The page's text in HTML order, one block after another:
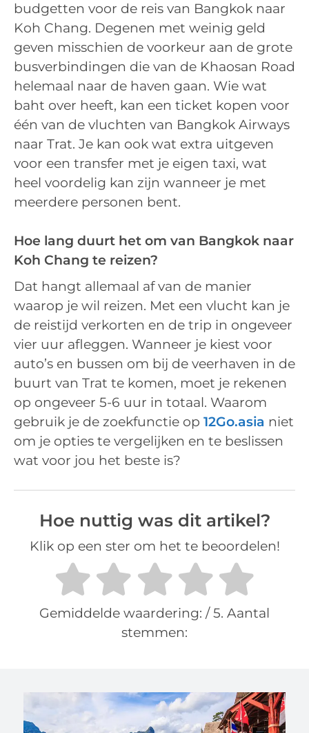
budgetten voor de reis van Bangkok naar
Koh Chang. Degenen met weinig geld
geven misschien de voorkeur aan de grote
busverbindingen die van de Khaosan Road
helemaal naar de haven gaan. Wie wat
baht over heeft, kan een ticket kopen voor
één van de vluchten van Bangkok Airways
naar Trat. Je kan ook wat extra uitgeven
voor een transfer met je eigen taxi, wat
heel voordelig kan zijn wanneer je met
meerdere personen bent.
Hoe lang duurt het om van Bangkok naar
Koh Chang te reizen?
Dat hangt allemaal af van de manier
waarop je wil reizen. Met een vlucht kan je
de reistijd verkorten en de trip in ongeveer
vier uur afleggen. Wanneer je kiest voor
auto’s en bussen om bij de veerhaven in de
buurt van Trat te komen, moet je rekenen
op ongeveer 5-6 uur in totaal. Waarom
gebruik je de zoekfunctie op 12Go.asia niet
om je opties te vergelijken en te beslissen
wat voor jou het beste is?
Hoe nuttig was dit artikel?
Klik op een ster om het te beoordelen!
Gemiddelde waardering: / 5. Aantal
stemmen: